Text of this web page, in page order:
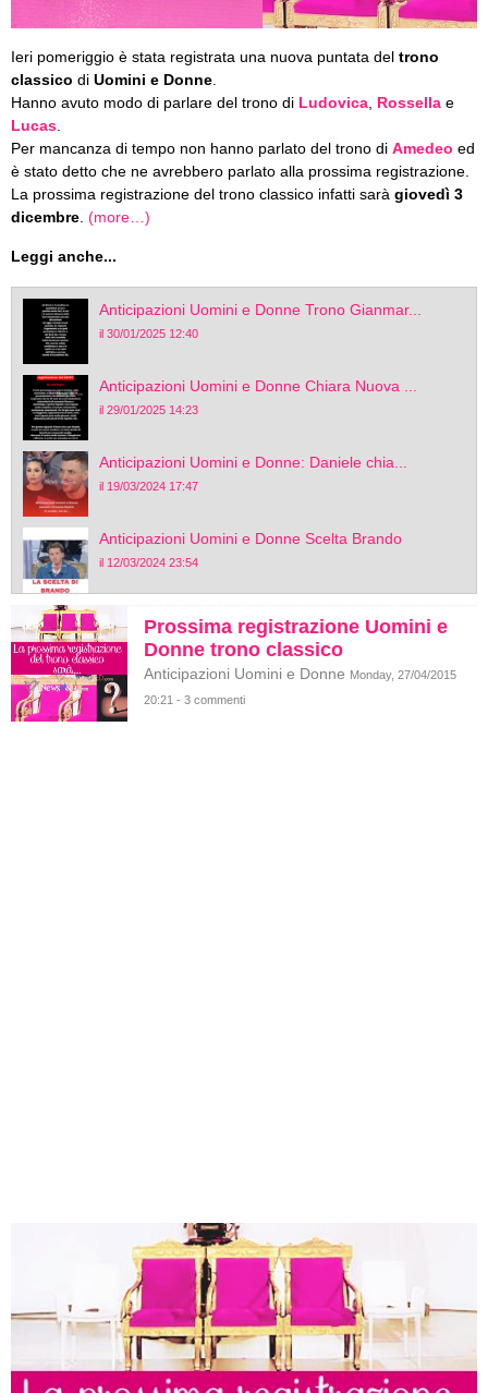
Ieri pomeriggio è stata registrata una nuova puntata del trono
classico di Uomini e Donne
Hanno avuto modo di parlare del trono di Ludovica Rossella e
Lucas
Per mancanza di tempo non hanno parlato del trono di Amedeo ed
è stato detto che ne avrebbero parlato alla prossima registrazione.
La prossima registrazione del trono classico infatti sarà giovedì 3
dicembre (more…)
Leggi anche...
Anticipazioni Uomini e Donne Trono Gianmar...
il 30/01/2025 12:40
Anticipazioni Uomini e Donne Chiara Nuova ...
il 29/01/2025 14:23
Anticipazioni Uomini e Donne: Daniele chia...
il 19/03/2024 17:47
Anticipazioni Uomini e Donne Scelta Brando
il 12/03/2024 23:54
Prossima registrazione Uomini e
Donne trono classico
Anticipazioni Uomini e Donne Monday, 27/04/2015
20:21 - 3 commenti